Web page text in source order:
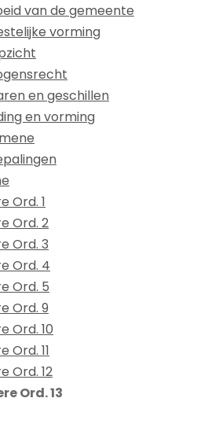
van de gemeente
vorming
en geschillen
en vorming
Ord. 1
Ord. 2
Ord. 3
Ord. 4
Ord. 5
Ord. 9
Ord. 10
Ord. 11
Ord. 12
Ord. 13